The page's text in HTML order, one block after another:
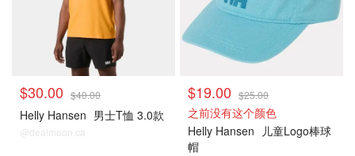
$30.00 $40.00
Helly Hansen 男士T恤 3.0款
@dealmoon.ca
$19.00 $25.00
之前没有这个颜色
Helly Hansen 儿童Logo棒球
帽